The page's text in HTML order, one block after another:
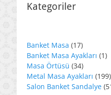
Kategoriler
Banket Masa 1717
ürün
Banket Masa Ayakları 11
Masa Örtüsü 3434
ürün
Metal Masa Ayakları 199
Salon Banket Sandalye